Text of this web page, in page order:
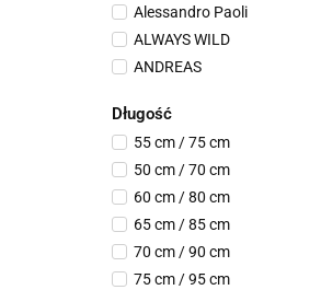
Alessandro Paoli
ALWAYS WILD
ANDREAS
Angela Moretti
Antoszczyk (PL)
AoTeLong
Arucce (PL)
BACHOWSKI (PL)
Bag Street
BAG STREET- KLON
Długość
55 cm / 75 cm
50 cm / 70 cm
60 cm / 80 cm
65 cm / 85 cm
70 cm / 90 cm
75 cm / 95 cm